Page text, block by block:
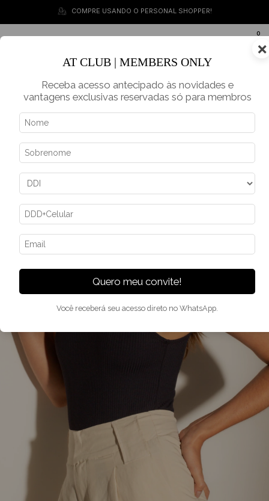
COMPRE USANDO O PERSONAL SHOPPER!
0
×
AT CLUB | MEMBERS ONLY
Receba acesso antecipado às novidades e
vantagens exclusivas reservadas só para membros
Quero meu convite!
Você receberá seu acesso direto no WhatsApp.